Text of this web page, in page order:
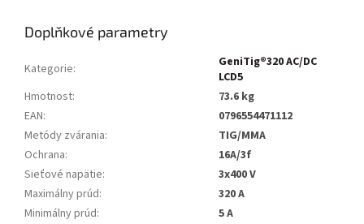
Doplňkové parametry
Kategorie:
GeniTig®320 AC/DC
LCD5
Hmotnost:
73.6 kg
EAN:
0796554471112
Metódy zvárania:
TIG/MMA
Ochrana:
16A/3f
Sieťové napätie:
3x400 V
Maximálny prúd:
320 A
Minimálny prúd:
5 A